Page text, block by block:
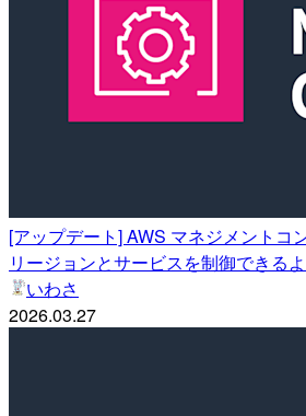
[アップデート] AWS マネジメントコ
リージョンとサービスを制御できる
いわさ
2026.03.27